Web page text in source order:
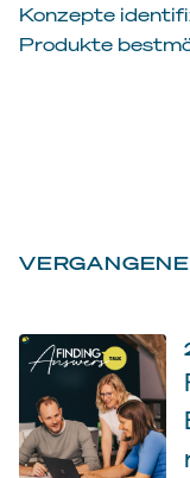
Konzepte
Produkte